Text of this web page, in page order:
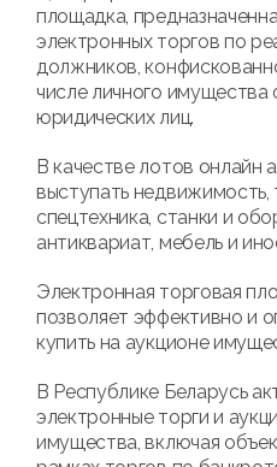
площадка,
электронных торгов по
должников,
числе личного имущества
юридических лиц.
В качестве лотов онлайн
выступать недвижимость,
спецтехника, станки и
антиквариат, мебель и
Электронная торговая
позволяет эффективно и
купить на аукционе
В Республике Беларусь
электронные торги и
имущества, включая